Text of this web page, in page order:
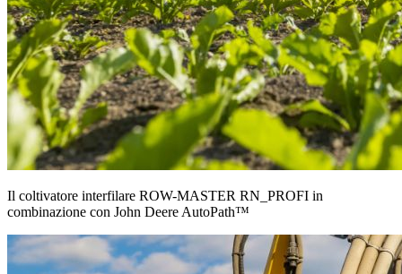
Il coltivatore interfilare ROW-MASTER RN_PROFI in
combinazione con John Deere AutoPath™